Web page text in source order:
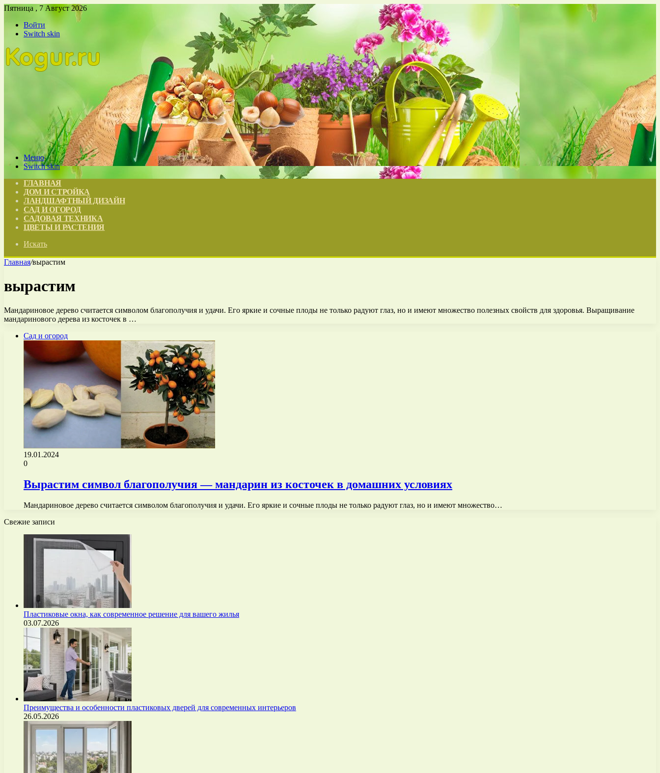
Пятница , 7 Август 2026
Войти
Switch skin
Меню
Switch skin
ГЛАВНАЯ
ДОМ И СТРОЙКА
ЛАНДШАФТНЫЙ ДИЗАЙН
САД И ОГОРОД
САДОВАЯ ТЕХНИКА
ЦВЕТЫ И РАСТЕНИЯ
Искать
Главная/вырастим
вырастим
Мандариновое дерево считается символом благополучия и удачи. Его яркие и сочные плоды не только радуют глаз, но и имеют множество полезных свойств для здоровья. Выращивание
мандаринового дерева из косточек в …
Сад и огород
19.01.2024
0
Вырастим символ благополучия — мандарин из косточек в домашних условиях
Мандариновое дерево считается символом благополучия и удачи. Его яркие и сочные плоды не только радуют глаз, но и имеют множество…
Свежие записи
Пластиковые окна, как современное решение для вашего жилья
03.07.2026
Преимущества и особенности пластиковых дверей для современных интерьеров
26.05.2026